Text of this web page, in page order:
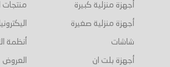
أجهزة منزلية كبيرة
أجهزة منزلية صغيرة
شاشات
أجهزة بلت ان
منتجات
أنظمة
العروض